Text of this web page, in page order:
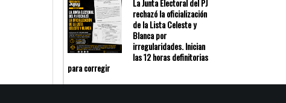
rechazó la oficialización
de la Lista Celeste y
Blanca por
irregularidades. Inician
las 12 horas definitorias
para corregir